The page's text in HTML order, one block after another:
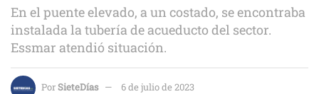
En el puente elevado, a un costado, se encontraba
instalada la tubería de acueducto del sector.
Essmar atendió situación.
PorSieteDías 6 de julio de 2023